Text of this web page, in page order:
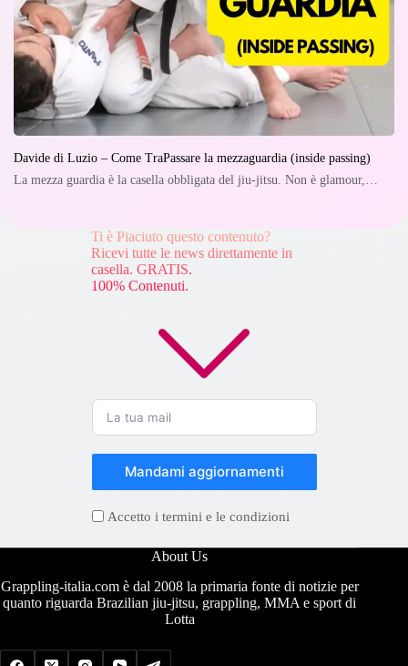
Davide di Luzio – Come TraPassare la mezzaguardia (inside passing)
La mezza guardia è la casella obbligata del jiu-jitsu. Non è glamour,…
Ti è Piaciuto questo contenuto?
Ricevi tutte le news direttamente in
casella. GRATIS.
100% Contenuti.
Mandami aggiornamenti
Accetto i termini e le condizioni
About Us
Grappling-italia.com è dal 2008 la primaria fonte di notizie per
quanto riguarda Brazilian jiu-jitsu, grappling, MMA e sport di
Lotta